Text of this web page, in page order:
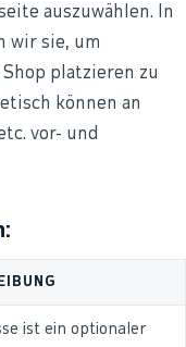
auszuwählen. In
wir sie, um
platzieren zu
können an
vor- und
ist ein optionaler